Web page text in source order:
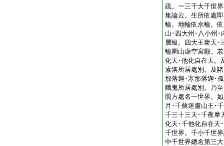
疏。一三千大千世
集論云。生所依處
輪。地輪依水輪。
山･四大州･八小州･
層級。四大王衆天･
輪圍山虚空宮殿。
化天･他化自在天。
素洛所居處別。及
那落迦･寒那落迦･
餓鬼所居處別。乃
照方處名一世界。
月･千蘇迷盧山王･
千三十三天･千夜摩
化天･千他化自在天
千世界。千小千世
中千世界總名第三